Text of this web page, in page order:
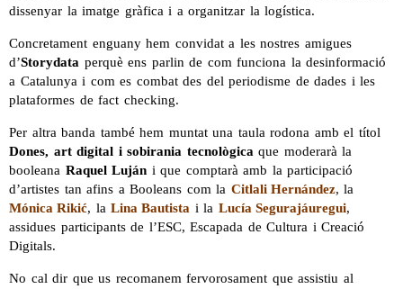
dissenyar la imatge gràfica i a organitzar la logística.
Concretament enguany hem convidat a les nostres amigues
d’Storydata perquè ens parlin de com funciona la desinformació
a Catalunya i com es combat des del periodisme de dades i les
plataformes de fact checking.
Per altra banda també hem muntat una taula rodona amb el títol
Dones, art digital i sobirania tecnològica que moderarà la
booleana Raquel Luján i que comptarà amb la participació
d’artistes tan afins a Booleans com la Citlali Hernández, la
Mónica Rikić, la Lina Bautista i la Lucía Segurajáuregui,
assidues participants de l’ESC, Escapada de Cultura i Creació
Digitals.
No cal dir que us recomanem fervorosament que assistiu al